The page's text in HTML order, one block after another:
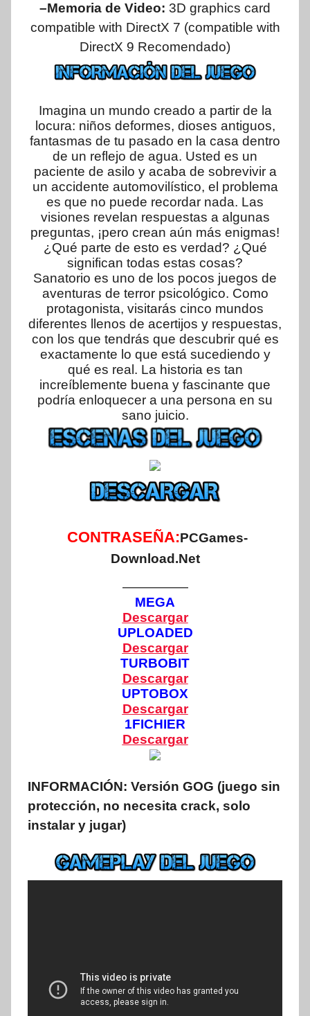
–Memoria de Video: 3D graphics card
compatible with DirectX 7 (compatible with
DirectX 9 Recomendado)
Imagina un mundo creado a partir de la
locura: niños deformes, dioses antiguos,
fantasmas de tu pasado en la casa dentro
de un reflejo de agua. Usted es un
paciente de asilo y acaba de sobrevivir a
un accidente automovilístico, el problema
es que no puede recordar nada. Las
visiones revelan respuestas a algunas
preguntas, ¡pero crean aún más enigmas!
¿Qué parte de esto es verdad? ¿Qué
significan todas estas cosas?
Sanatorio es uno de los pocos juegos de
aventuras de terror psicológico. Como
protagonista, visitarás cinco mundos
diferentes llenos de acertijos y respuestas,
con los que tendrás que descubrir qué es
exactamente lo que está sucediendo y
qué es real. La historia es tan
increíblemente buena y fascinante que
podría enloquecer a una persona en su
sano juicio.
CONTRASEÑA:PCGames-
Download.Net
—————
MEGA
Descargar
UPLOADED
Descargar
TURBOBIT
Descargar
UPTOBOX
Descargar
1FICHIER
Descargar
INFORMACIÓN: Versión GOG (juego sin
protección, no necesita crack, solo
instalar y jugar)